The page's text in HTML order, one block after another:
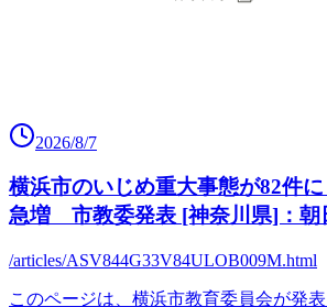
2026/8/7
横浜市のいじめ重大事態が82件
急増 市教委発表 [神奈川県]：朝
/articles/ASV844G33V84ULOB009M.html
このページは、横浜市教育委員会が発